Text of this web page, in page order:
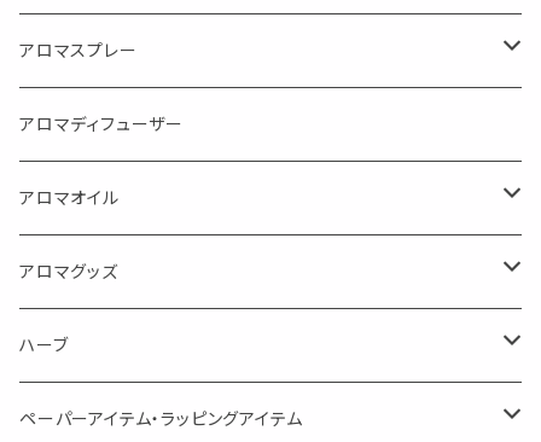
アロマスプレー
目的で選ぶ
蒸し暑い夏やリフレッシュに
消臭に（用途：空間や衣服）
FLOWER LESO. フラワレソット
Kiyome LESO. キヨメ レソット
体感-4℃ !? 薄荷をブレンドしたアロマスプレー
AroMachi アロマチ 町の香り
アロマディフューザー
アロマオイル
エッセンシャルオイル
シングル
ブレンド
キャリアオイル
アロマグッズ
エッセンシャルオイル
ディフューザー
ハーブ
サシェ・香り袋
ペーパーアイテム・ラッピングアイテム